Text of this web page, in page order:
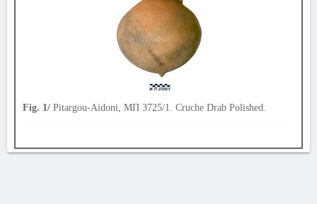
Fig. 1/ Pitargou-Aidoni, ΜΠ 3725/1. Cruche Drab Polished.